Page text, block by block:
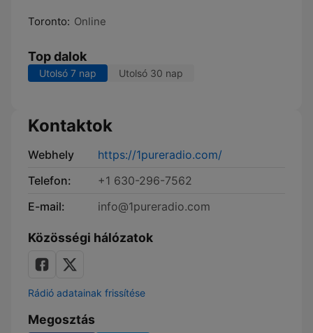
Toronto: Online
Top dalok
Utolsó 7 nap Utolsó 30 nap
Kontaktok
Webhely
https://1pureradio.com/
Telefon:
+1 630-296-7562
E-mail:
info@1pureradio.com
Közösségi hálózatok
Rádió adatainak frissítése
Megosztás